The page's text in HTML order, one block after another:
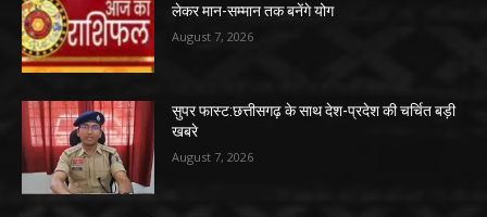
लेकर मान-सम्मान तक बनेंगे योग
August 7, 2026
सुपर फास्ट:छत्तीसगढ़ के साथ देश-प्रदेश की चर्चित बड़ी
खबरे
August 7, 2026